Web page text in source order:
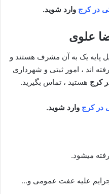
در کرج وارد شوید.
علوی
پایه یک به آن مشرف هستند و
اند ، امور ثبتی و شهرداری
کرج هستید ، تماس بگیرید.
در کرج وارد شوید.
میشود.
علیه عفت عمومی و…